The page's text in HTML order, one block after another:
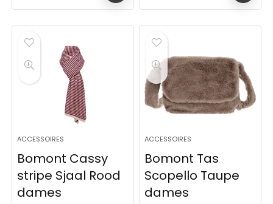
ACCESSOIRES
Bomont Cassy
stripe Sjaal Rood
dames
ACCESSOIRES
Bomont Tas
Scopello Taupe
dames